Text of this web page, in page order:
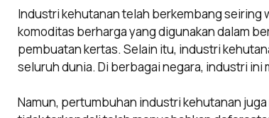
Industri kehutanan telah berkembang seiring
komoditas berharga yang digunakan dalam
pembuatan kertas. Selain itu, industri
seluruh dunia. Di berbagai negara, industri
Namun, pertumbuhan industri kehutanan